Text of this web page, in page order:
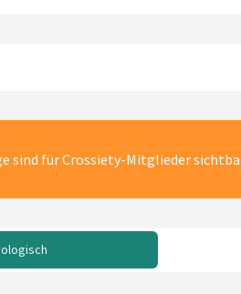
sind für Crossiety-Mitglieder